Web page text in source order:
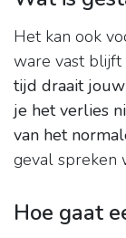
Het kan ook
ware vast blijft
tijd draait
je het verlies
van het
geval spreken
Hoe gaat